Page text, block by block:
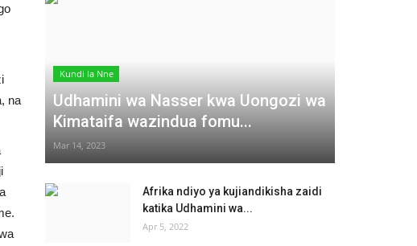
na
Kundi la Nne
Udhamini wa Nasser kwa Uongozi wa
Kimataifa wazindua fomu...
Mar 14, 2023
Afrika ndiyo ya kujiandikisha zaidi
katika Udhamini wa...
Apr 5, 2022